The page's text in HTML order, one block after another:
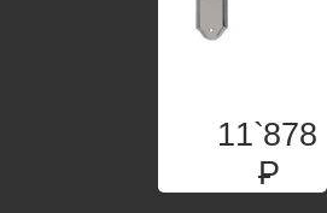
11`878
P